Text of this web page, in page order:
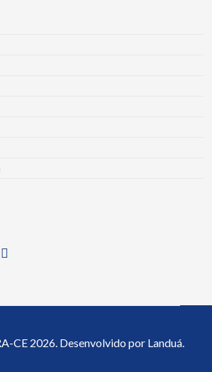
CE2026. Desenvolvido por Landuá.